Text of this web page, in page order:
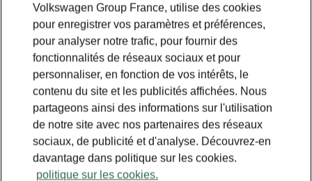
Volkswagen Group France, utilise des cookies
pour enregistrer vos paramètres et préférences,
pour analyser notre trafic, pour fournir des
fonctionnalités de réseaux sociaux et pour
personnaliser, en fonction de vos intérêts, le
contenu du site et les publicités affichées. Nous
partageons ainsi des informations sur l'utilisation
de notre site avec nos partenaires des réseaux
sociaux, de publicité et d'analyse. Découvrez-en
davantage dans politique sur les cookies.
politique sur les cookies.